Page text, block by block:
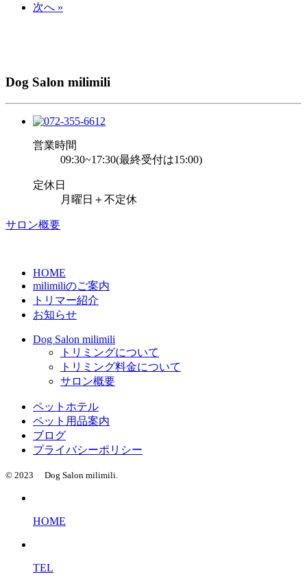
次へ »
Dog Salon milimili
営業時間
09:30~17:30(最終受付は15:00)
定休日
月曜日＋不定休
サロン概要
HOME
milimiliのご案内
トリマー紹介
お知らせ
Dog Salon milimili
トリミングについて
トリミング料金について
サロン概要
ペットホテル
ペット用品案内
ブログ
プライバシーポリシー
© 2023 Dog Salon milimili.
HOME
TEL